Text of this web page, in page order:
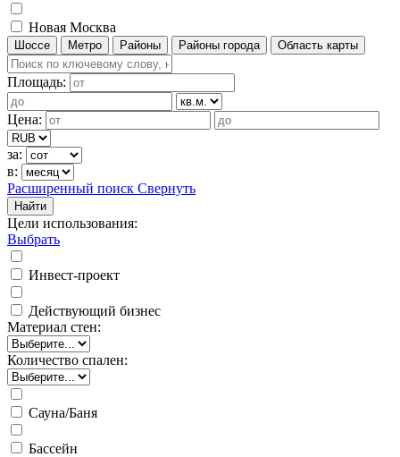
Новая Москва
Шоссе Метро Районы Районы города Область карты
Площадь:
Цена:
за:
в:
Расширенный поиск Свернуть
Найти
Цели использования:
Выбрать
Инвест-проект
Действующий бизнес
Материал стен:
Количество спален:
Сауна/Баня
Бассейн